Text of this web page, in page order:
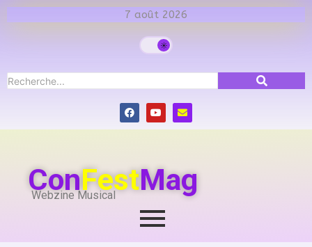
7 août 2026
ConFestMag
Webzine Musical